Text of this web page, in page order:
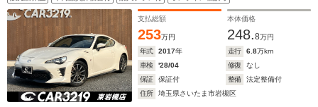
支払総額
253万円
本体価格
248.8万円
年式
2017年 走行 6.8万km
車検
'28/04 修復
なし
保証
保証付 整備
法定整備付
住所
埼玉県さいたま市岩槻区